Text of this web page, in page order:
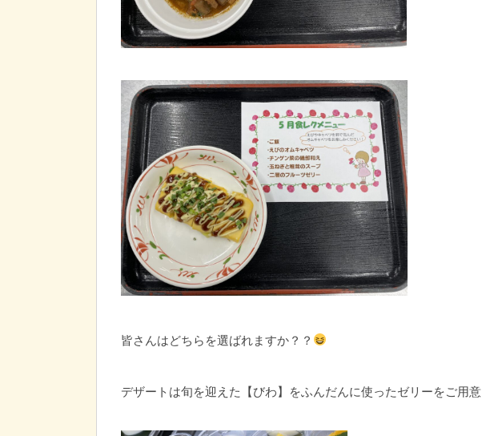
皆さんはどちらを選ばれますか？？
デザートは旬を迎えた【びわ】をふんだんに使ったゼリーをご用意